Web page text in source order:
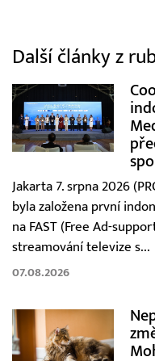
Další články z
Jakarta 7. srpna 2026
byla založena první
na FAST (Free Ad-
streamování televize s...
07.08.2026